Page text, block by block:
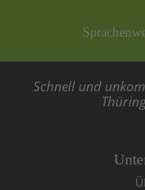
Schnell und